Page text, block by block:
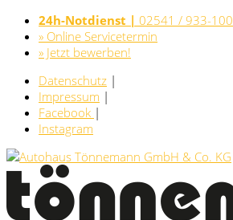
24h-Notdienst | 02541 / 933-100
» Online Servicetermin
» Jetzt bewerben!
Datenschutz |
Impressum |
Facebook |
Instagram